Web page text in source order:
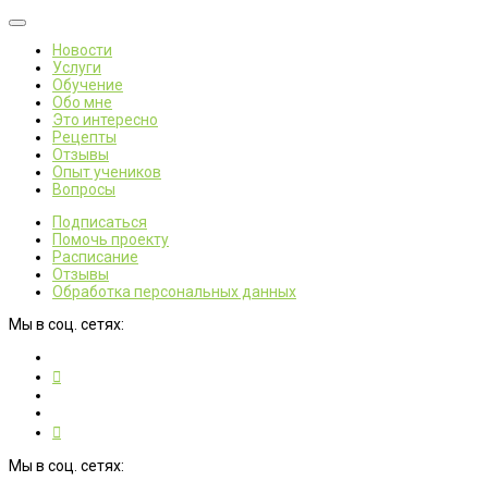
Новости
Услуги
Обучение
Обо мне
Это интересно
Рецепты
Отзывы
Опыт учеников
Вопросы
Подписаться
Помочь проекту
Расписание
Отзывы
Обработка персональных данных
Мы в соц. сетях:
Мы в соц. сетях: